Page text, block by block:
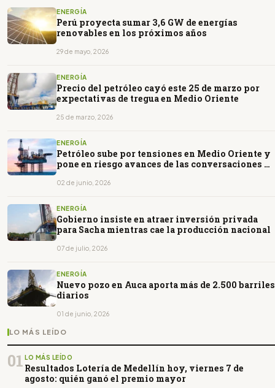
ENERGÍA
Perú proyecta sumar 3,6 GW de energías
renovables en los próximos años
29 de mayo, 2026
ENERGÍA
Precio del petróleo cayó este 25 de marzo por
expectativas de tregua en Medio Oriente
25 de marzo, 2026
ENERGÍA
Petróleo sube por tensiones en Medio Oriente y
pone en riesgo avances de las conversaciones de
02 de junio, 2026
ENERGÍA
Gobierno insiste en atraer inversión privada
para Sacha mientras cae la producción nacional
07 de julio, 2026
ENERGÍA
Nuevo pozo en Auca aporta más de 2.500 barriles
diarios
01 de junio, 2026
LO MÁS LEÍDO
01 LO MÁS LEÍDO
Resultados Lotería de Medellín hoy, viernes 7 de
agosto: quién ganó el premio mayor